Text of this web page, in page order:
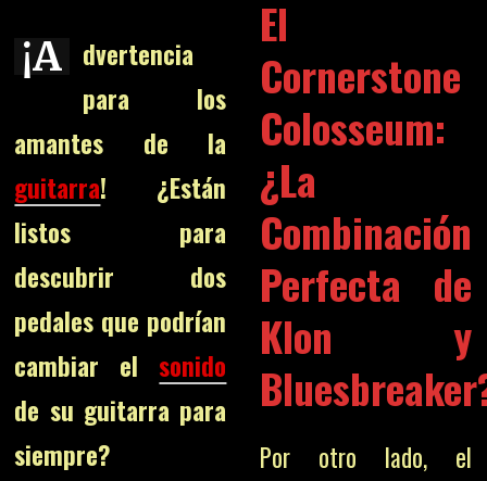
¡A dvertencia
para los
amantes de la
guitarra! ¿Están
listos para
descubrir dos
pedales que podrían
cambiar elsonido
de su guitarra para
siempre?
El
Cornerstone
Colosseum:
¿La
Combinación
Perfecta de
Klon y
Por otro lado, el